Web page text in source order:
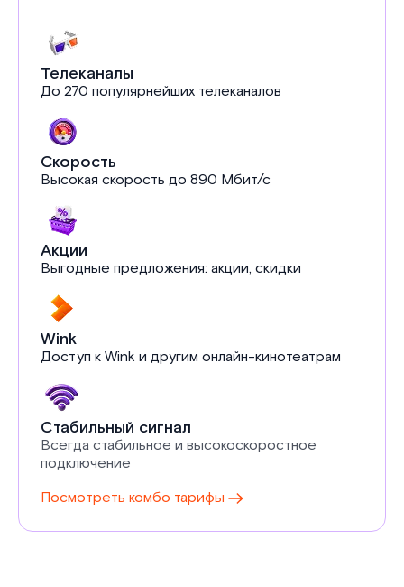
Телеканалы
До 270 популярнейших телеканалов
Скорость
Высокая скорость до 890 Мбит/с
Акции
Выгодные предложения: акции, скидки
Wink
Доступ к Wink и другим онлайн-кинотеатрам
Стабильный сигнал
Всегда стабильное и высокоскоростное
подключение
Посмотреть комбо тарифы